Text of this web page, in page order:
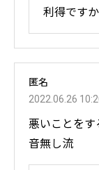
利得です
匿名
2022.06.26
悪いことをす
音無し流